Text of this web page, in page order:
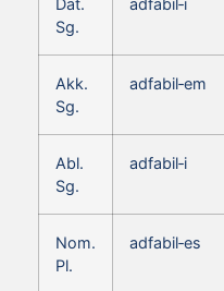
Sg.
Akk.
Sg.
adfabil‑em
Abl.
Sg.
adfabil‑i
Nom.
Pl.
adfabil‑es